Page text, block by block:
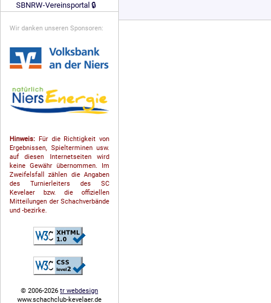
SBNRW-Vereinsportal 🔒
Wir danken unseren Sponsoren:
Hinweis: Für die Richtigkeit von
Ergebnissen, Spielterminen usw.
auf diesen Internetseiten wird
keine Gewähr übernommen. Im
Zweifelsfall zählen die Angaben
des Turnierleiters des SC
Kevelaer bzw. die offiziellen
Mitteilungen der Schach­ver­bände
und -bezirke.
© 2006-2026 tr webdesign
www.schachclub-kevelaer.de